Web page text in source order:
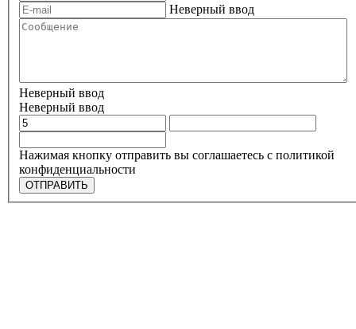
Неверный ввод
Неверный ввод
Неверный ввод
Нажимая кнопку отправить вы соглашаетесь с политикой
конфиденциальности
ОТПРАВИТЬ